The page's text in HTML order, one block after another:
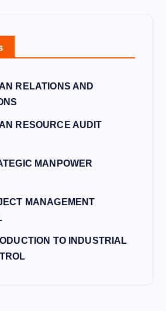
RELATIONS AND
RESOURCE AUDIT
MANPOWER
MANAGEMENT
TO INDUSTRIAL